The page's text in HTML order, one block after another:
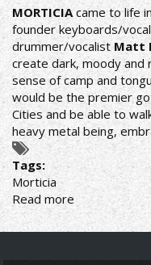
MORTICIAcame to life
founder keyboards/
drummer/vocalistMatt
create dark, moody and
sense of camp and
would be the premier
Cities and be able to
heavy metal being,
Tags:
Morticia
Read more about
Morticia
on